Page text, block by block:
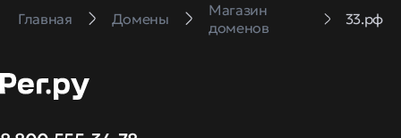
Главная Домены
Магазин
доменов
33.рф